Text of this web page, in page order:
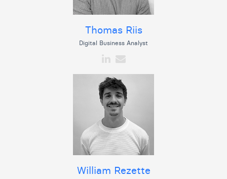
Thomas Riis
Digital Business Analyst
William Rezette